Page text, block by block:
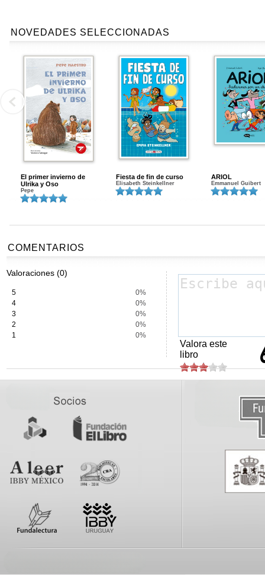
NOVEDADES SELECCIONADAS
El primer invierno de
Ulrika y Oso
Pepe
Fiesta de fin de curso
Elisabeth Steinkellner
ARIOL
Emmanuel Guibert
COMENTARIOS
Valoraciones (0)
5
0%
4
0%
3
0%
2
0%
1
0%
Valora este
libro